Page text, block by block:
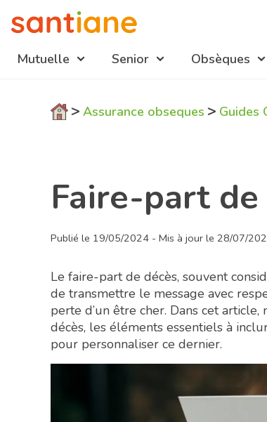
Navigation
Mutuelle Senior Obsèques
> Assurance obseques > Guides
Faire-part
Publié le 19/05/2024 - Mis à jour le 28/07/
Le faire-part de décès, souvent
de transmettre le message avec
perte d’un être cher. Dans cet
décès, les éléments essentiels à
pour personnaliser ce dernier.